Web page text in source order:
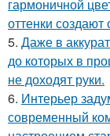
гармоничной
оттенки
5. Даже в
до которых в
не доходят руки.
6. Интерьер
современный